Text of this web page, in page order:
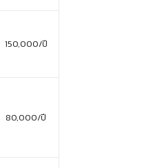
150,000/ปี
80,000/ปี